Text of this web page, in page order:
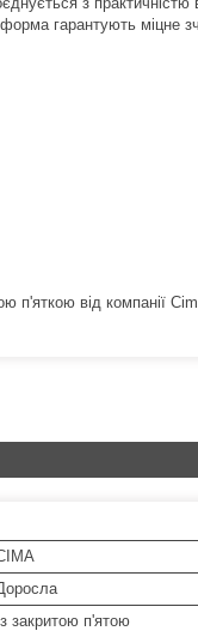
форма гарантують міцне
п'яткою від компанії
Із закритою п'ятою